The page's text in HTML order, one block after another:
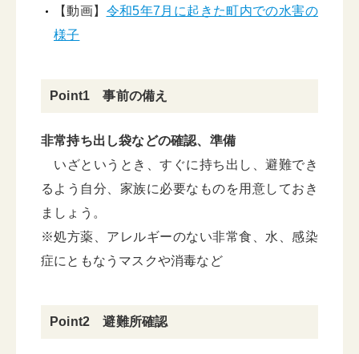
【動画】 令和5年7月に起きた町内での水害の
様子
Point1 事前の備え
非常持ち出し袋などの確認、準備
いざというとき、すぐに持ち出し、避難でき
るよう自分、家族に必要なものを用意しておき
ましょう。
※処方薬、アレルギーのない非常食、水、感染
症にともなうマスクや消毒など
Point2 避難所確認